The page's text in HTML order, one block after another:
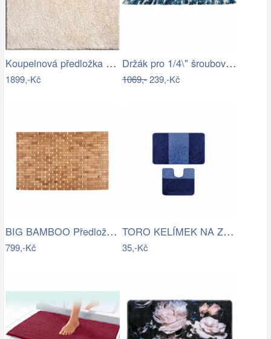
Koupelnová předložka MARLA
1899,-Kč
Držák pro 1/4\" šroubováky a nástrčné…
1069,-239,-Kč
BIG BAMBOO Předložka do koupelny…
799,-Kč
TORO KELÍMEK NA ZUBNÍ KARTÁČEK, PLAST
35,-Kč